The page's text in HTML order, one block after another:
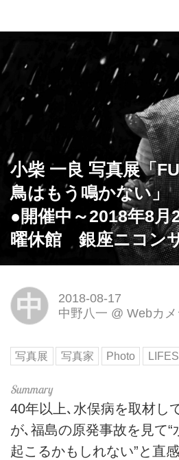
小柴 一良 写真展「
鳥はもう鳴かない」
●開催中～2018年8
曜休館 銀座ニコン
中
2018-08-17
中野八一 @ Webカ
写真展 写真家 Photo
40年以上､水俣病を取材し
が､福島の原発事故を見て
起こるかもしれない”と直